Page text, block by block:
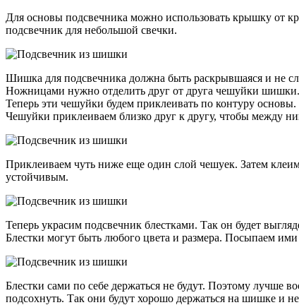
Для основы подсвечника можно использовать крышку от
подсвечник для небольшой свечки.
Шишка для подсвечника должна быть раскрывшаяся и не
Ножницами нужно отделить друг от друга чешуйки шишки.
Теперь эти чешуйки будем приклеивать по контуру
Чешуйки приклеиваем близко друг к другу, чтобы между
Приклеиваем чуть ниже еще один слой чешуек. Затем
устойчивым.
Теперь украсим подсвечник блестками. Так он будет
Блестки могут быть любого цвета и размера. Посыпаем
Блестки сами по себе держаться не будут. Поэтому лучше
подсохнуть. Так они будут хорошо держаться на шишке и не